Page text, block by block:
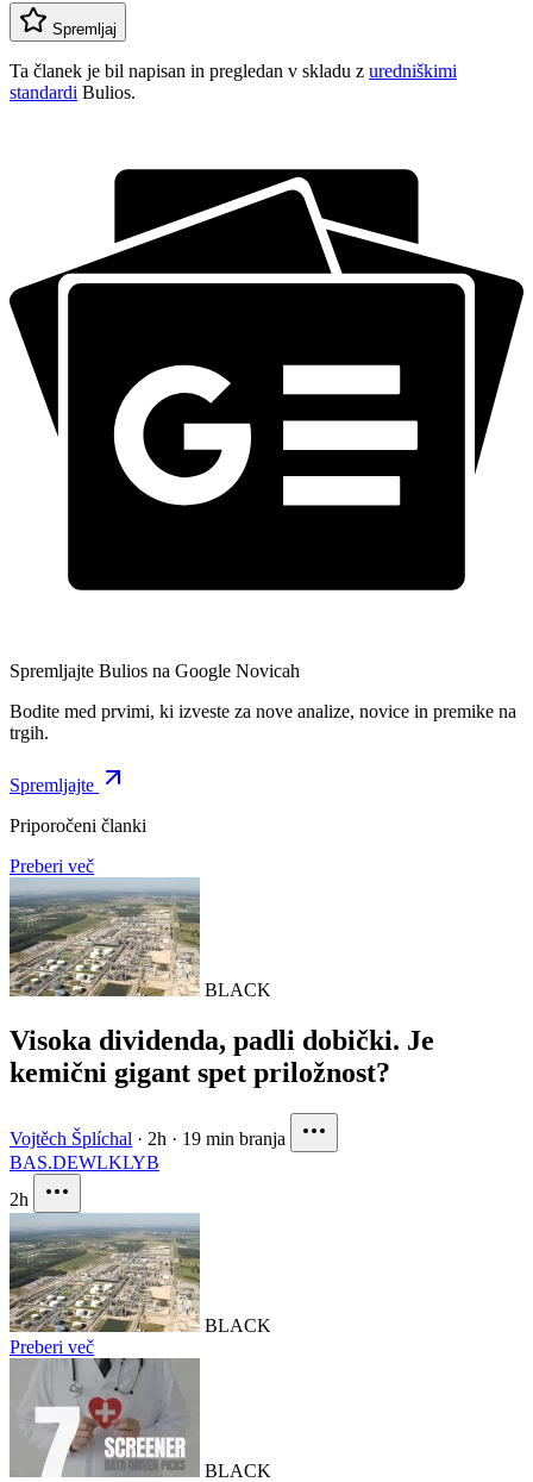
Spremljaj
Ta članek je bil napisan in pregledan v skladu z uredniškimi
standardi Bulios.
Spremljajte Bulios na Google Novicah
Bodite med prvimi, ki izveste za nove analize, novice in premike na
trgih.
Spremljajte
Priporočeni članki
Preberi več
BLACK
Visoka dividenda, padli dobički. Je
kemični gigant spet priložnost?
Vojtěch Šplíchal · 2h · 19 min branja
BAS.DEWLKLYB
2h
BLACK
Preberi več
BLACK